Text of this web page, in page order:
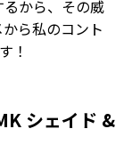
から、その威
ら私のコント
！
シェイド &